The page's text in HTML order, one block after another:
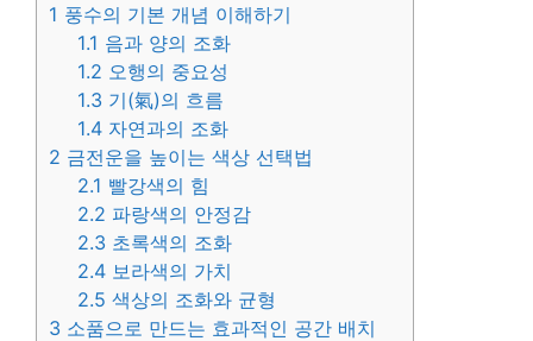
1 풍수의 기본 개념 이해하기
1.1 음과 양의 조화
1.2 오행의 중요성
1.3 기(氣)의 흐름
1.4 자연과의 조화
2 금전운을 높이는 색상 선택법
2.1 빨강색의 힘
2.2 파랑색의 안정감
2.3 초록색의 조화
2.4 보라색의 가치
2.5 색상의 조화와 균형
3 소품으로 만드는 효과적인 공간 배치